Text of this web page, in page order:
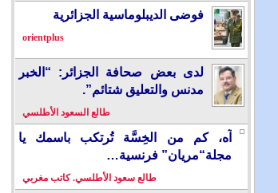
فوضى الديبلوماسية الجزائرية
orientplus
لدى بعض صحافة الجزائر: “الخبر
مدنس والتعليق شتائم”.
طالع السعود الأطلسي
آه، كم من الخِسَّة تُرتكب باسمك يا
مجلة“مريان” فرنسية…
طالع سعود الأطلسي. كاتب مغربي